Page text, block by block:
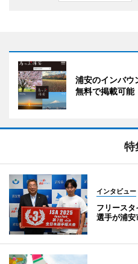
浦安のインバ
無料で掲載可能
特
インタビュー
フリース
選手が浦安